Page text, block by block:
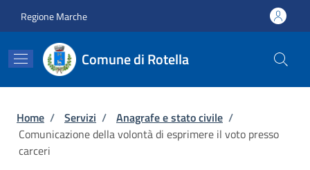
Regione Marche
Comune di Rotella
Briciole di pane
Home / Servizi / Anagrafe e stato civile /
Comunicazione della volontà di esprimere il voto presso
carceri